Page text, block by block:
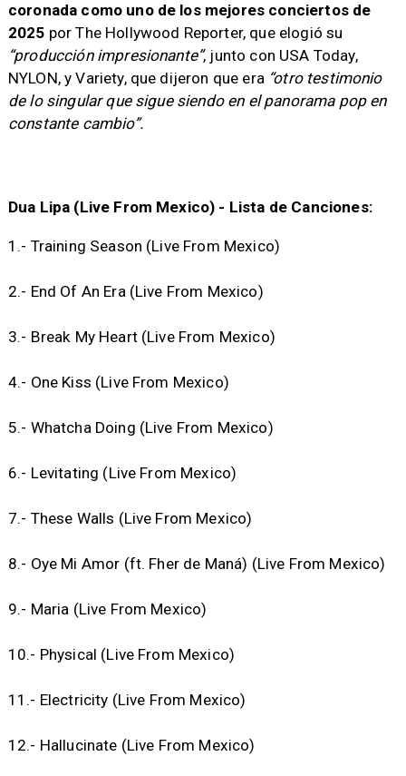
coronada como uno de los mejores conciertos de
2025 por The Hollywood Reporter, que elogió su
“producción impresionante”, junto con USA Today,
NYLON, y Variety, que dijeron que era “otro testimonio
de lo singular que sigue siendo en el panorama pop en
constante cambio”.
Dua Lipa (Live From Mexico) - Lista de Canciones:
1.- Training Season (Live From Mexico)
2.- End Of An Era (Live From Mexico)
3.- Break My Heart (Live From Mexico)
4.- One Kiss (Live From Mexico)
5.- Whatcha Doing (Live From Mexico)
6.- Levitating (Live From Mexico)
7.- These Walls (Live From Mexico)
8.- Oye Mi Amor (ft. Fher de Maná) (Live From Mexico)
9.- Maria (Live From Mexico)
10.- Physical (Live From Mexico)
11.- Electricity (Live From Mexico)
12.- Hallucinate (Live From Mexico)